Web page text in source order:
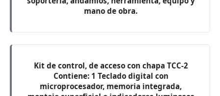
mano de obra.
Kit de control, de acceso con chapa TCC-2
Contiene: 1 Teclado digital con
microprocesador, memoria integrada,